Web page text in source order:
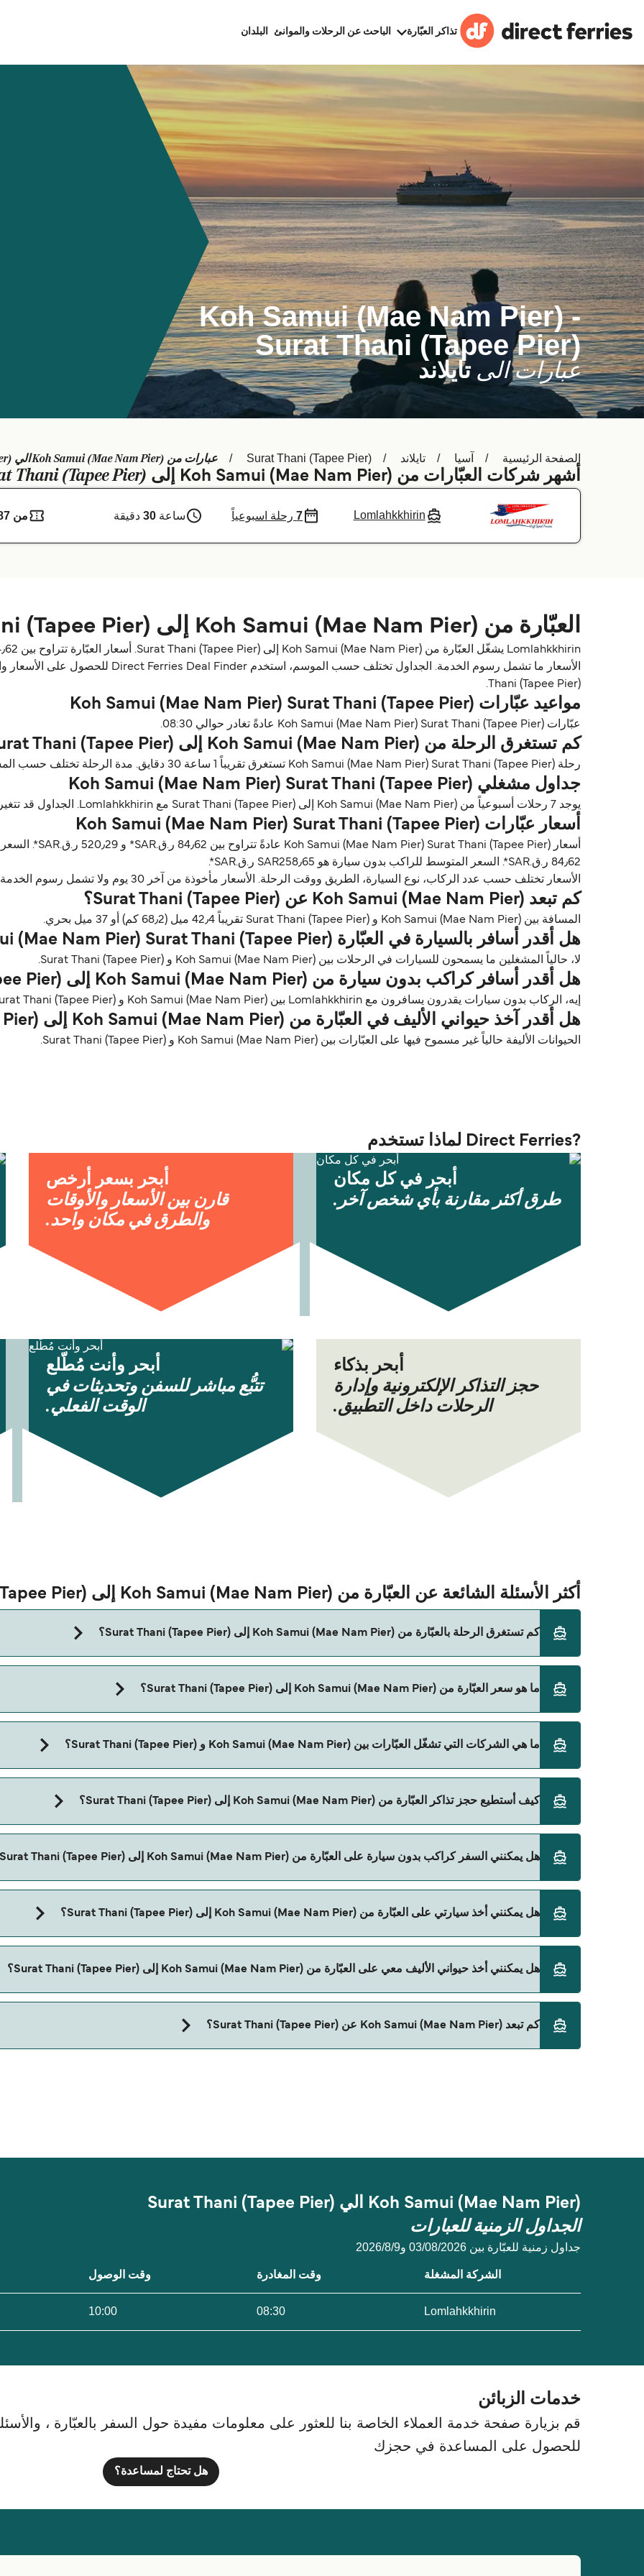
تذاكر العبّارة الباحث عن الرحلات والموانئ البلدان
Koh Samui (Mae Nam Pier) -
Surat Thani (Tapee Pier)
عبارات الىتايلاند
الصفحة الرئيسية آسيا تايلاند Surat Thani (Tapee Pier) عبارات من Koh Samui (Mae Nam Pier) الي Surat Thani (Tapee Pier)
أشهر شركات العبّارات من Koh Samui (Mae Nam Pier) إلى Thani (Tapee Pier)
Lomlahkkhirin
7رحلة اسبوعياً ساعة30 دقيقة من 87 ر.ق.‏
العبّارة من Koh Samui (Mae Nam Pier) إلى Surat Thani (Tapee Pier)
Thani (Tapee Pier).
مواعيد عبّارات Koh Samui (Mae Nam Pier) Surat Thani (Tapee Pier)
عبّارات Koh Samui (Mae Nam Pier) Surat Thani (Tapee Pier) عادةً تغادر حوالي 08:30.
كم تستغرق الرحلة من Koh Samui (Mae Nam Pier) إلى Surat Thani (Tapee Pier)؟
رحلة Koh Samui (Mae Nam Pier) Surat Thani (Tapee Pier) تستغرق تقريباً 1 ساعة 30 دقايق. مدة الرحلة تختلف حسب المشغلين وظروف الطقس.
جداول مشغلي Koh Samui (Mae Nam Pier) Surat Thani (Tapee Pier)
يوجد 7 رحلات أسبوعياً من Koh Samui (Mae Nam Pier) إلى Surat Thani (Tapee Pier) مع Lomlahkkhirin. الجداول قد تتغير حسب الموسم.
أسعار عبّارات Koh Samui (Mae Nam Pier) Surat Thani (Tapee Pier)
84٫62 ر.ق.‏SAR*. السعر المتوسط للراكب بدون سيارة هو SAR258٫65 ر.ق.‏SAR*.
الأسعار تختلف حسب عدد الركاب، نوع السيارة، الطريق ووقت الرحلة. الأسعار مأخوذة من آخر 30 يوم ولا تشمل رسوم الخدمة، آخر تحديث أغسطس 26.
كم تبعد Koh Samui (Mae Nam Pier) عن Surat Thani (Tapee Pier)؟
المسافة بين Koh Samui (Mae Nam Pier) و Surat Thani (Tapee Pier) تقريباً 42٫4 ميل (68٫2 كم) أو 37 ميل بحري.
هل أقدر أسافر بالسيارة في العبّارة Koh Samui (Mae Nam Pier) Surat Thani (Tapee Pier)؟
لا، حالياً المشغلين ما يسمحون للسيارات في الرحلات بين Koh Samui (Mae Nam Pier) و Surat Thani (Tapee Pier).
هل أقدر أسافر كراكب بدون سيارة من Koh Samui (Mae Nam Pier) إلى Surat Thani (Tapee Pier)؟
إيه، الركاب بدون سيارات يقدرون يسافرون مع Lomlahkkhirin بين Koh Samui (Mae Nam Pier) و Surat Thani (Tapee Pier).
هل أقدر آخذ حيواني الأليف في العبّارة من Koh Samui (Mae Nam Pier) إلى Surat Thani (Tapee Pier)؟
الحيوانات الأليفة حالياً غير مسموح فيها على العبّارات بين Koh Samui (Mae Nam Pier) و Surat Thani (Tapee Pier).
?Direct Ferries لماذا تستخدم
أبحر في كل مكان
طرق أكثر مقارنة بأي شخص آخر.
أبحر بسعر أرخص
قارن بين الأسعار والأوقات
والطرق في مكان واحد.
أبحر بذكاء
حجز التذاكر الإلكترونية وإدارة
الرحلات داخل التطبيق.
أبحر وأنت مُطّلع
تتبُّع مباشر للسفن وتحديثات في
الوقت الفعلي.
أكثر الأسئلة الشائعة عن العبّارة من Koh Samui (Mae Nam Pier) إلى Surat Thani (Tapee Pier)
كم تستغرق الرحلة بالعبّارة من Koh Samui (Mae Nam Pier) إلى Surat Thani (Tapee Pier)؟
ننصحك بمراجعة الأوقات المباشرة باستخدام Direct Ferries Deal Finder.
ما هو سعر العبّارة من Koh Samui (Mae Nam Pier) إلى Surat Thani (Tapee Pier)؟
ما هي الشركات التي تشغّل العبّارات بين Koh Samui (Mae Nam Pier) و Surat Thani (Tapee Pier)؟
Lomlahkkhirin هي المشغّل الرئيسي للعبّارة من Koh Samui (Mae Nam Pier) إلى Surat Thani (Tapee Pier).
كيف أستطيع حجز تذاكر العبّارة من Koh Samui (Mae Nam Pier) إلى Surat Thani (Tapee Pier)؟
هل يمكنني السفر كراكب بدون سيارة على العبّارة من Koh Samui (Mae Nam Pier) إلى Surat Thani (Tapee Pier)؟
نعم، يمكنك السفر كراكب بدون سيارة من Koh Samui (Mae Nam Pier) إلى Surat Thani (Tapee Pier) مع:
هل يمكنني أخذ سيارتي على العبّارة من Koh Samui (Mae Nam Pier) إلى Surat Thani (Tapee Pier)؟
حالياً لا يُسمح للسيارات بالركوب على العبّارة من Koh Samui (Mae Nam Pier) إلى Surat Thani (Tapee Pier).
هل يمكنني أخذ حيواني الأليف معي على العبّارة من Koh Samui (Mae Nam Pier) إلى Surat Thani (Tapee Pier)؟
كم تبعد Koh Samui (Mae Nam Pier) عن Surat Thani (Tapee Pier)؟
Koh Samui (Mae Nam Pier) الي Surat Thani (Tapee Pier)
الجداول الزمنية للعبارات
جداول زمنية للعبّارة بين 03/08/2026 و9‏/8‏/2026
الشركة المشغلة وقت المغادرة وقت الوصول
Lomlahkkhirin
08:30
10:00
خدمات الزبائن
قم بزيارة صفحة خدمة العملاء الخاصة بنا للعثور على معلومات مفيدة حول السفر بالعبّارة ،
للحصول على المساعدة في حجزك
هل تحتاج لمساعدة؟